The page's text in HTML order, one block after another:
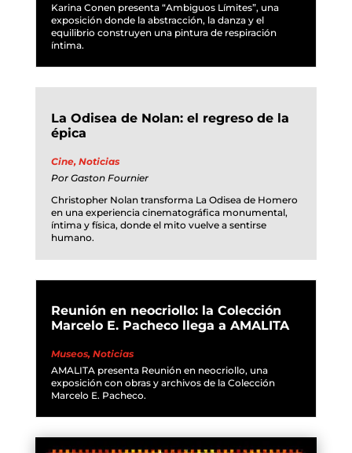
Karina Conen presenta “Ambiguos Límites”, una
exposición donde la abstracción, la danza y el
equilibrio construyen una pintura de respiración
íntima.
La Odisea de Nolan: el regreso de la
épica
Cine, Noticias
Por Gaston Fournier
Christopher Nolan transforma La Odisea de Homero
en una experiencia cinematográfica monumental,
íntima y física, donde el mito vuelve a sentirse
humano.
Reunión en neocriollo: la Colección
Marcelo E. Pacheco llega a AMALITA
Museos, Noticias
AMALITA presenta Reunión en neocriollo, una
exposición con obras y archivos de la Colección
Marcelo E. Pacheco.